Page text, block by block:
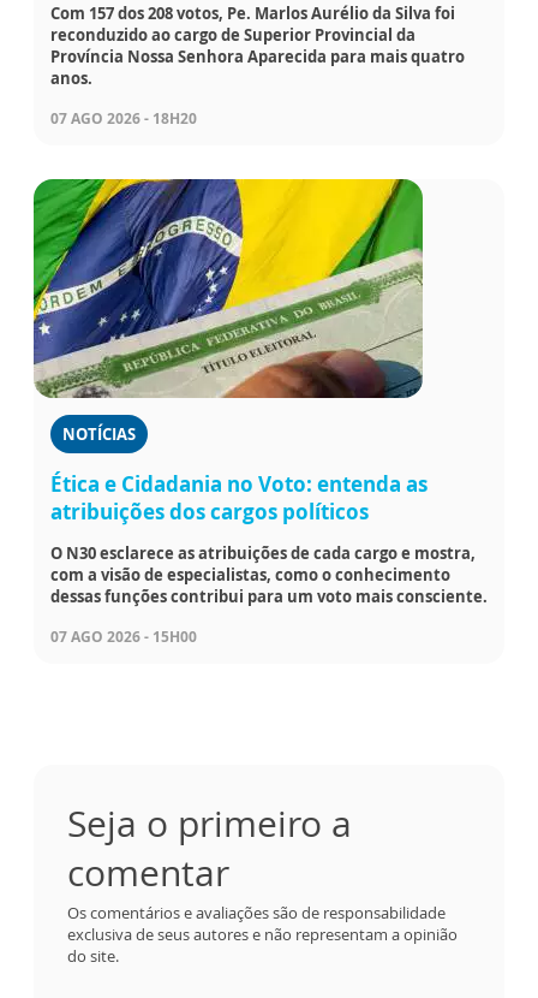
Com 157 dos 208 votos, Pe. Marlos Aurélio da Silva foi
reconduzido ao cargo de Superior Provincial da
Província Nossa Senhora Aparecida para mais quatro
anos.
07 AGO 2026 - 18H20
NOTÍCIAS
Ética e Cidadania no Voto: entenda as
atribuições dos cargos políticos
O N30 esclarece as atribuições de cada cargo e mostra,
com a visão de especialistas, como o conhecimento
dessas funções contribui para um voto mais consciente.
07 AGO 2026 - 15H00
Seja o primeiro a
comentar
Os comentários e avaliações são de responsabilidade
exclusiva de seus autores e não representam a opinião
do site.